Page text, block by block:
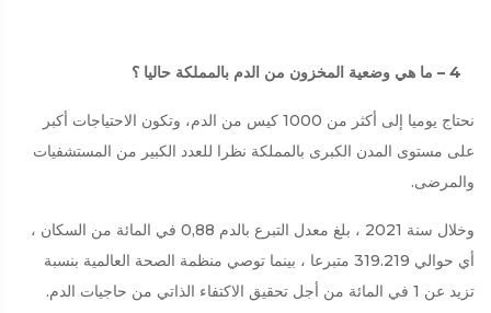
نحتاج يوميا إلى أكثر من 1000 كيس من الدم، وتكون الاحتياجات أكبر
على مستوى المدن الكبرى بالمملكة نظرا للعدد الكبير من المستشفيات
والمرضى.
وخلال سنة 2021 ، بلغ معدل التبرع بالدم 0,88 في المائة من السكان ،
أي حوالي 319.219 متبرعا ، بينما توصي منظمة الصحة العالمية بنسبة
تزيد عن 1 في المائة من أجل تحقيق الاكتفاء الذاتي من حاجيات الدم.